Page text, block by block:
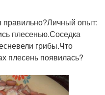
правильно?Личный опыт:
плесенью.Соседка
грибы.Что
плесень появилась?